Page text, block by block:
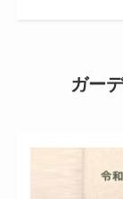
ガー